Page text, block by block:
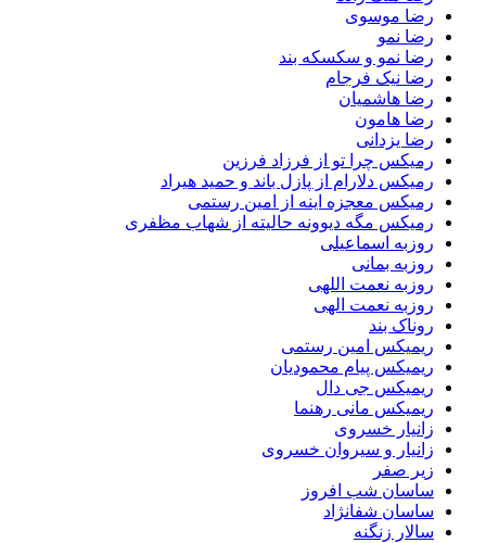
رضا موسوی
رضا نمو
رضا نمو و سکسکه بند
رضا نیک فرجام
رضا هاشمیان
رضا هامون
رضا یزدانی
رمیکس چرا تو از فرزاد فرزین
رمیکس دلارام از پازل باند و حمید هیراد
رمیکس معجزه اینه از امین رستمی
رمیکس مگه دیوونه حالیته از شهاب مظفری
روزبه اسماعیلی
روزبه بمانی
روزبه نعمت اللهی
روزبه نعمت الهی
روناک بند
ریمیکس امین رستمی
ریمیکس پیام محمودیان
ریمیکس جی دال
ریمیکس مانی رهنما
زانیار خسروی
زانیار و سیروان خسروی
زیر صفر
ساسان شب افروز
ساسان شفانژاد
سالار زنگنه